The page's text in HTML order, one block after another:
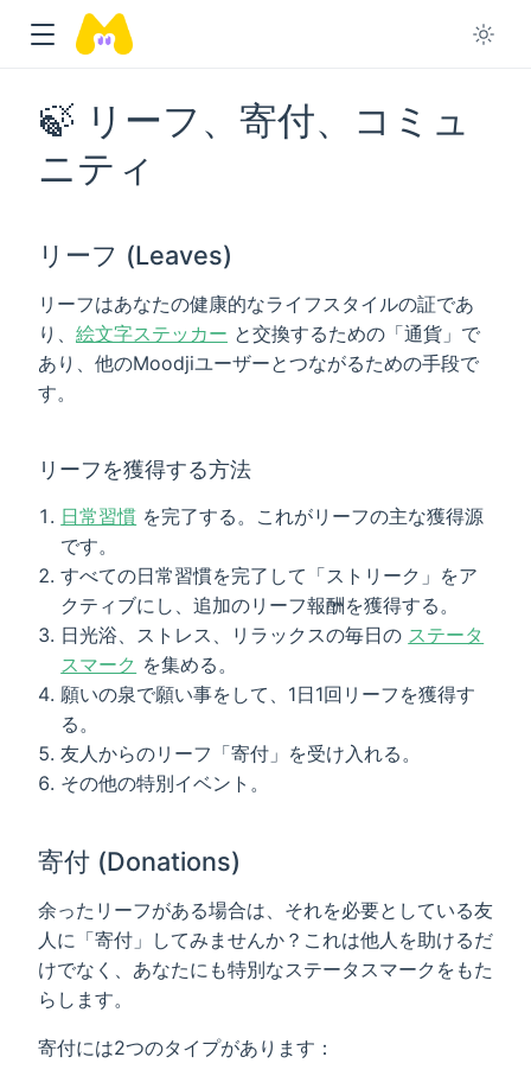
🍃 リーフ、寄付、コミュ
ニティ
リーフ (Leaves)
リーフはあなたの健康的なライフスタイルの証であ
り、 絵文字ステッカー と交換するための「通貨」で
あり、他のMoodjiユーザーとつながるための手段で
す。
リーフを獲得する方法
日常習慣 を完了する。これがリーフの主な獲得源
です。
すべての日常習慣を完了して「ストリーク」をア
クティブにし、追加のリーフ報酬を獲得する。
日光浴、ストレス、リラックスの毎日の ステータ
スマーク を集める。
願いの泉で願い事をして、1日1回リーフを獲得す
る。
友人からのリーフ「寄付」を受け入れる。
その他の特別イベント。
寄付 (Donations)
余ったリーフがある場合は、それを必要としている友
人に「寄付」してみませんか？これは他人を助けるだ
けでなく、あなたにも特別なステータスマークをもた
らします。
寄付には2つのタイプがあります：